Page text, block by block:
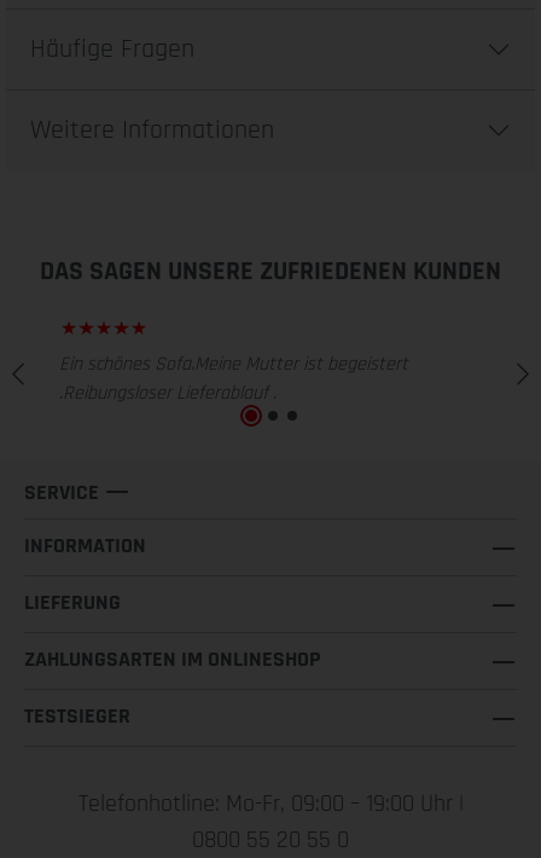
Häufige Fragen
Weitere Informationen
DAS SAGEN UNSERE ZUFRIEDENEN KUNDEN
Ein schönes Sofa.Meine Mutter ist begeistert
.Reibungsloser Lieferablauf .
SERVICE
INFORMATION
LIEFERUNG
ZAHLUNGSARTEN IM ONLINESHOP
TESTSIEGER
Telefonhotline: Mo-Fr, 09:00 – 19:00 Uhr |
0800 55 20 55 0